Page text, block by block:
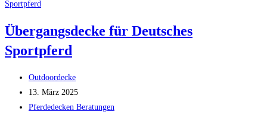
Übergangsdecke für Deutsches
Sportpferd
Beitrags-
Autor:
Outdoordecke
Beitrag
veröffentlicht:
13. März 2025
Beitrags-
Pferdedecken Beratungen